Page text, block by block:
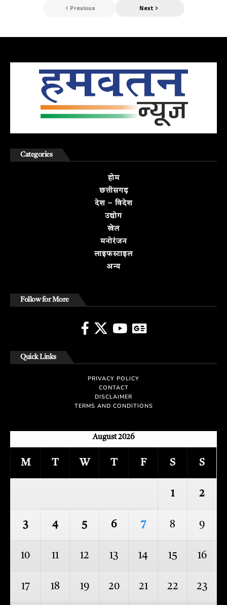
Previous Next
Categories
होम
छत्तीसगढ़
देश – विदेश
उद्योग
खेल
मनोरंजन
लाइफस्टाइल
अन्य
Follow for More
Quick Links
PRIVACY POLICY
CONTACT
DISCLAIMER
TERMS AND CONDITIONS
August 2026
M T W T F S S
1 2
3 4 5 6 7 8 9
10 11 12 13 14 15 16
17 18 19 20 21 22 23